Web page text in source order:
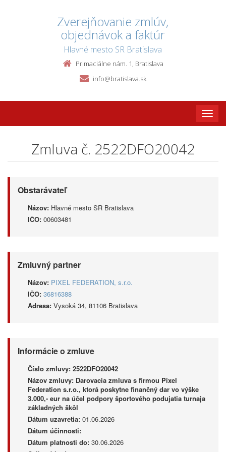
Zverejňovanie zmlúv,
objednávok a faktúr
Hlavné mesto SR Bratislava
Primaciálne nám. 1, Bratislava
info@bratislava.sk
Toggle
Zmluva č. 2522DFO20042
Obstarávateľ
Názov: Hlavné mesto SR Bratislava
IČO: 00603481
Zmluvný partner
Názov: PIXEL FEDERATION, s.r.o.
IČO: 36816388
Adresa: Vysoká 34, 81106 Bratislava
Informácie o zmluve
Číslo zmluvy: 2522DFO20042
Názov zmluvy: Darovacia zmluva s firmou Pixel
Federation s.r.o., ktorá poskytne finančný dar vo výške
3.000,- eur na účel podpory športového podujatia turnaja
základných škôl
Dátum uzavretia: 01.06.2026
Dátum účinnosti:
Dátum platnosti do: 30.06.2026